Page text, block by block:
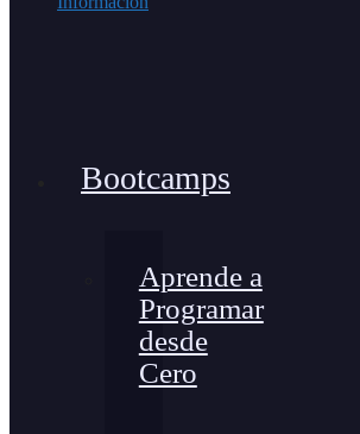
Bootcamps
Aprende a
Programar
desde
Cero